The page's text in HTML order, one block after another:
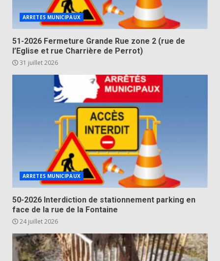
ARRETES MUNICIPAUX
51-2026 Fermeture Grande Rue zone 2 (rue de
l’Eglise et rue Charrière de Perrot)
31 juillet 2026
ARRETES MUNICIPAUX
50-2026 Interdiction de stationnement parking en
face de la rue de la Fontaine
24 juillet 2026